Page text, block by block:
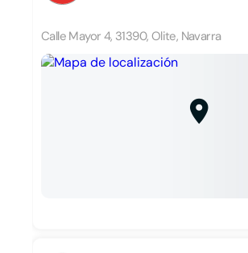
Calle Mayor 4, 31390, Olite, Navarra